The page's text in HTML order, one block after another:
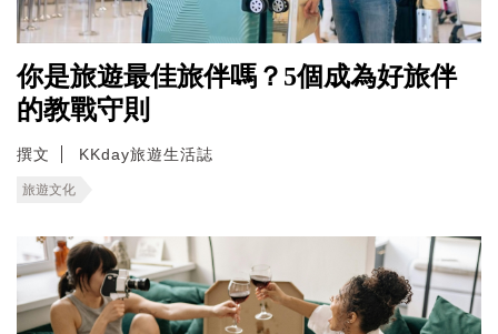
你是旅遊最佳旅伴嗎？5個成為好旅伴
的教戰守則
撰文 KKday旅遊生活誌
旅遊文化